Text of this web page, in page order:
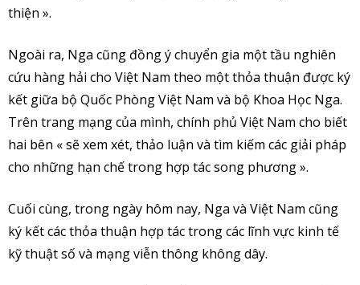
thiện ».
Ngoài ra, Nga cũng đồng ý chuyển gia một tầu nghiên
cứu hàng hải cho Việt Nam theo một thỏa thuận được ký
kết giữa bộ Quốc Phòng Việt Nam và bộ Khoa Học Nga.
Trên trang mạng của mình, chính phủ Việt Nam cho biết
hai bên « sẽ xem xét, thảo luận và tìm kiếm các giải pháp
cho những hạn chế trong hợp tác song phương ».
Cuối cùng, trong ngày hôm nay, Nga và Việt Nam cũng
ký kết các thỏa thuận hợp tác trong các lĩnh vực kinh tế
kỹ thuật số và mạng viễn thông không dây.